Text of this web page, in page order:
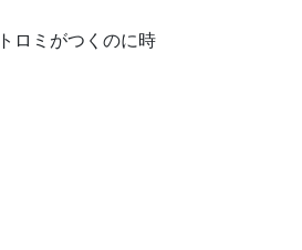
ロミがつくのに時